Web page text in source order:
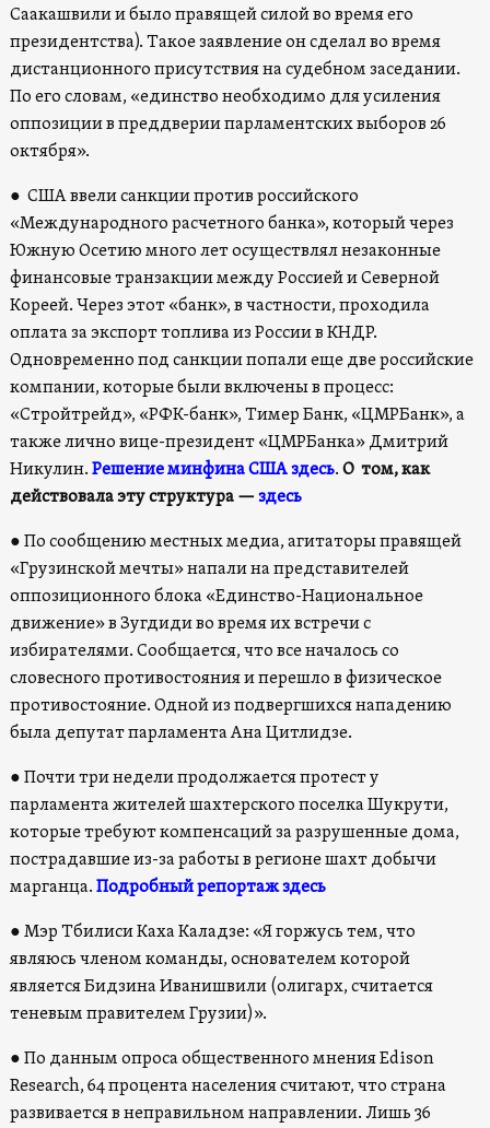
Саакашвили и было правящей силой во время его
президентства). Такое заявление он сделал во время
дистанционного присутствия на судебном заседании.
По его словам, «единство необходимо для усиления
оппозиции в преддверии парламентских выборов 26
октября».
● США ввели санкции против российского
«Международного расчетного банка», который через
Южную Осетию много лет осуществлял незаконные
финансовые транзакции между Россией и Северной
Кореей. Через этот «банк», в частности, проходила
оплата за экспорт топлива из России в КНДР.
Одновременно под санкции попали еще две российские
компании, которые были включены в процесс:
«Стройтрейд», «РФК-банк», Тимер Банк, «ЦМРБанк», а
также лично вице-президент «ЦМРБанка» Дмитрий
Никулин. Решение минфина США здесь. О том, как
действовала эту структура — здесь
● По сообщению местных медиа, агитаторы правящей
«Грузинской мечты» напали на представителей
оппозиционного блока «Единство-Национальное
движение» в Зугдиди во время их встречи с
избирателями. Сообщается, что все началось со
словесного противостояния и перешло в физическое
противостояние. Одной из подвергшихся нападению
была депутат парламента Ана Цитлидзе.
● Почти три недели продолжается протест у
парламента жителей шахтерского поселка Шукрути,
которые требуют компенсаций за разрушенные дома,
пострадавшие из-за работы в регионе шахт добычи
марганца. Подробный репортаж здесь
● Мэр Тбилиси Каха Каладзе: «Я горжусь тем, что
являюсь членом команды, основателем которой
является Бидзина Иванишвили (олигарх, считается
теневым правителем Грузии)».
● По данным опроса общественного мнения Edison
Research, 64 процента населения считают, что страна
развивается в неправильном направлении. Лишь 36